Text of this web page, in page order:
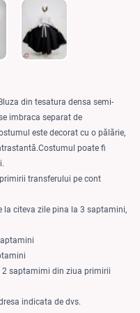
din tesatura densa semi-
imbraca separat de
este decorat cu o pălărie,
poate fi
transferului pe cont
la citeva zile pina la 3 saptamini,
2 saptamimi din ziua primirii
indicata de dvs.